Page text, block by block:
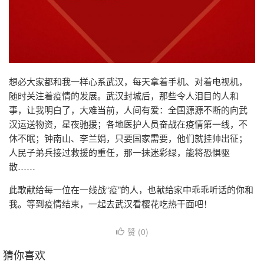
想必大家都和我一样心系武汉，每天拿着手机、对着电视机，
随时关注着疫情的发展。武汉封城后，那些令人泪目的人和
事，让我明白了，大难当前，人间有爱：全国源源不断的向武
汉运送物资，星夜驰援；各地医护人员奋战在疫情第一线，不
休不眠；钟南山、李兰娟，只要国家需要，他们就挂帅出征；
人民子弟兵接过救援的重任，那一抹迷彩绿，能将恐惧驱
散……
此歌献给每一位在一线战“疫”的人，也献给家中乖乖听话的你和
我。等到疫情结束，一起去武汉看樱花吃热干面吧！
赞 (0)
猜你喜欢